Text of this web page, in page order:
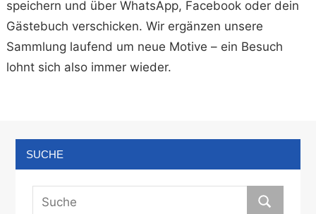
speichern und über WhatsApp, Facebook oder dein
Gästebuch verschicken. Wir ergänzen unsere
Sammlung laufend um neue Motive – ein Besuch
lohnt sich also immer wieder.
SUCHE